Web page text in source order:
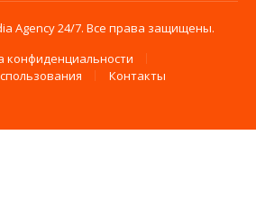
Agency 24/7. Все права защищены.
конфиденциальности
Контакты